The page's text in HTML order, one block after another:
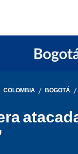
COLOMBIA / BOGOTÁ /